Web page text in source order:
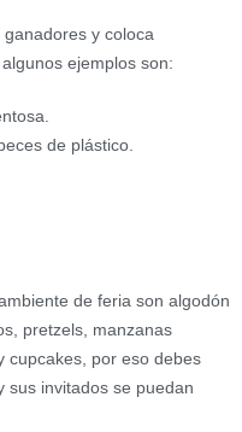
y coloca
ejemplos son:
de plástico.
de feria son algodón
pretzels, manzanas
cupcakes, por eso debes
sus invitados se puedan